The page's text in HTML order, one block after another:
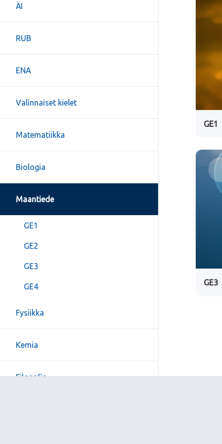
GE1
GE3
ÄI
RUB
ENA
Valinnaiset kielet
Matematiikka
Biologia
Maantiede
GE1
GE2
GE3
GE4
Fysiikka
Kemia
Filosofia